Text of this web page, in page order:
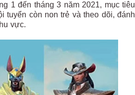
1 đến tháng 3 năm 2021, mục tiêu
tuyển còn non trẻ và theo dõi, đánh
vực.